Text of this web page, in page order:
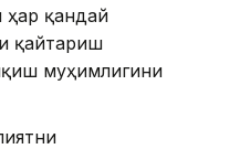
ҳар қандай
қайтариш
муҳимлигини